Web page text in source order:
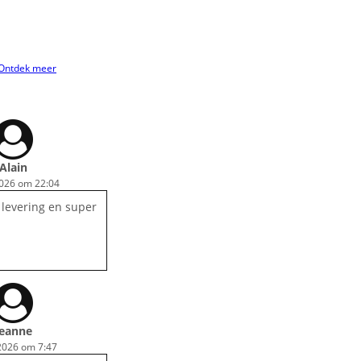
meer
Alain
om 22:04
en super
om 7:47